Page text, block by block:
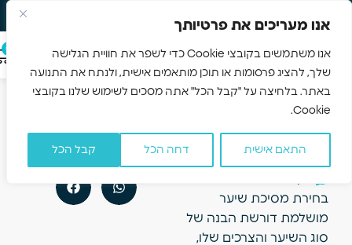
אנו מעריכים את פרטיותך
אנו משתמשים בקובצי Cookie כדי לשפר את חוויית הגלישה
שלך, להציג פרסומות או תוכן מותאמים אישית, ולנתח את התנועה
באתר. בלחיצה על "קבל הכל" אתה מסכים לשימוש שלנו בקובצי
Cookie.
התאם אישית דחה הכל קבל הכל
Skip to main content
0
איך לבחור את
המסכה
שתתאים בדיוק
לצורך שלך
בחירת מסיכת שיער
מושלמת דורשת הבנה של
סוג השיער והצרכים שלו,